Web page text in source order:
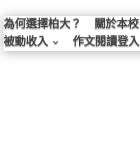
為何選擇柏大？ 關於本校
被動收入
作文閱讀登入